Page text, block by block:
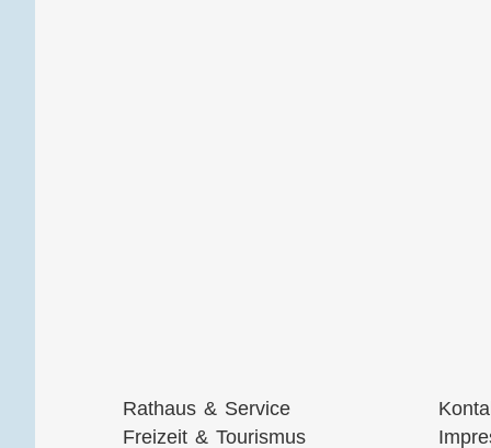
Navigation
überspringen
Rathaus & Service
Freizeit & Tourismus